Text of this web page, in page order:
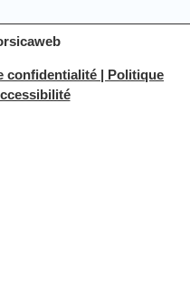
confidentialité | Politique